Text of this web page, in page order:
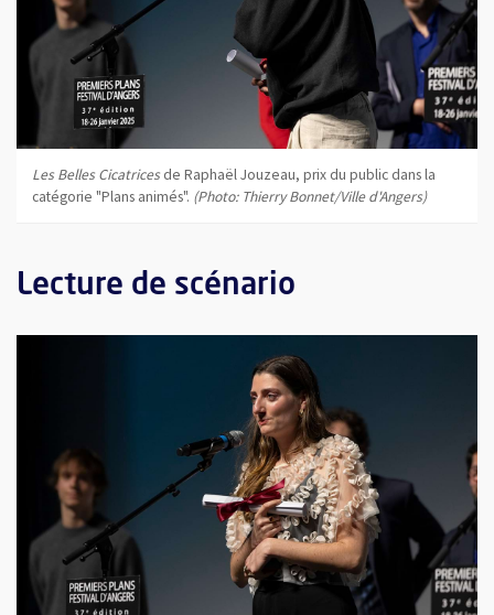
Les Belles Cicatricesde Raphaël Jouzeau, prix du public dans la
catégorie "Plans animés". (Photo: Thierry Bonnet/Ville d'Angers)
Lecture de scénario